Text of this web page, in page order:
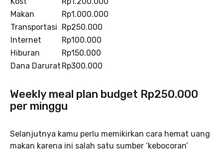
Makan
Rp1.000.000
Transportasi Rp250.000
Internet
Rp100.000
Hiburan
Rp150.000
Dana Darurat Rp300.000
Weekly meal plan budget Rp250.000
per minggu
Selanjutnya kamu perlu memikirkan cara hemat uang
makan karena ini salah satu sumber ‘kebocoran’